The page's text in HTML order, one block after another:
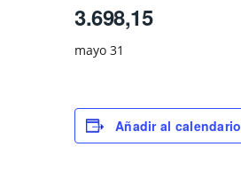
3.698,15
mayo 31
Añadir al calendario